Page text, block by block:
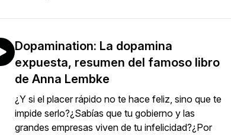
Dopamination: La dopamina
expuesta, resumen del famoso libro
de Anna Lembke
¿Y si el placer rápido no te hace feliz, sino que te
impide serlo?¿Sabías que tu gobierno y las
grandes empresas viven de tu infelicidad?¿Por